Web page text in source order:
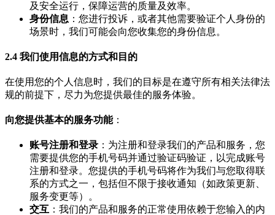
及安全运行，保障运营的质量及效率。
身份信息 ：您进行投诉，或者其他需要验证个人身份的
场景时，我们可能会向您收集您的身份信息。
2.4 我们使用信息的方式和目的
在使用您的个人信息时，我们的目标是在遵守所有相关法律法
规的前提下，尽力为您提供最佳的服务体验。
向您提供基本的服务功能：
账号注册和登录 ：为注册和登录我们的产品和服务，您
需要提供您的手机号码并通过验证码验证，以完成账号
注册和登录。您提供的手机号码将作为我们与您取得联
系的方式之一，包括但不限于接收通知（如政策更新、
服务变更等）。
交互 ：我们的产品和服务的正常使用依赖于您输入的内